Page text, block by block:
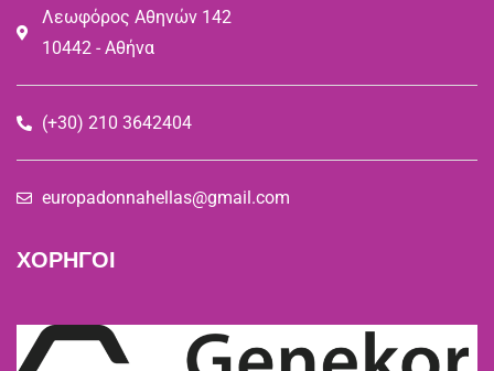
Λεωφόρος Αθηνών 142
10442 - Αθήνα
(+30) 210 3642404
europadonnahellas@gmail.com
ΧΟΡΗΓΟΙ